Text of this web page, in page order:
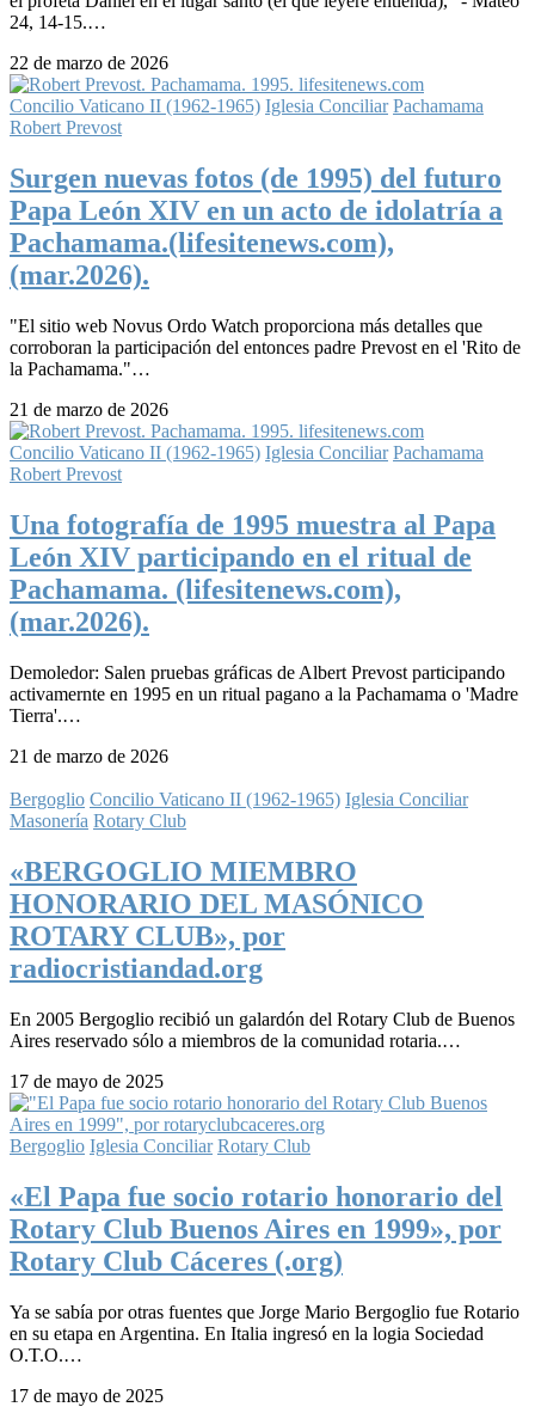
24, 14-15.…
22 de marzo de 2026
Concilio Vaticano II (1962-1965) Iglesia Conciliar Pachamama
Robert Prevost
Surgen nuevas fotos (de 1995) del futuro
Papa León XIV en un acto de idolatría a
Pachamama.(lifesitenews.com),
(mar.2026).
"El sitio web Novus Ordo Watch proporciona más detalles que
corroboran la participación del entonces padre Prevost en el 'Rito de
la Pachamama."…
21 de marzo de 2026
Concilio Vaticano II (1962-1965) Iglesia Conciliar Pachamama
Robert Prevost
Una fotografía de 1995 muestra al Papa
León XIV participando en el ritual de
Pachamama. (lifesitenews.com),
(mar.2026).
Demoledor: Salen pruebas gráficas de Albert Prevost participando
activamernte en 1995 en un ritual pagano a la Pachamama o 'Madre
Tierra'.…
21 de marzo de 2026
Bergoglio Concilio Vaticano II (1962-1965) Iglesia Conciliar
Masonería Rotary Club
«BERGOGLIO MIEMBRO
HONORARIO DEL MASÓNICO
ROTARY CLUB», por
radiocristiandad.org
En 2005 Bergoglio recibió un galardón del Rotary Club de Buenos
Aires reservado sólo a miembros de la comunidad rotaria.…
17 de mayo de 2025
Bergoglio Iglesia Conciliar Rotary Club
«El Papa fue socio rotario honorario del
Rotary Club Buenos Aires en 1999», por
Rotary Club Cáceres (.org)
Ya se sabía por otras fuentes que Jorge Mario Bergoglio fue Rotario
en su etapa en Argentina. En Italia ingresó en la logia Sociedad
O.T.O.…
17 de mayo de 2025